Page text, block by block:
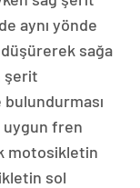
aynı yönde
düşürerek sağa
şerit
uygun fren
motosikletin
sol